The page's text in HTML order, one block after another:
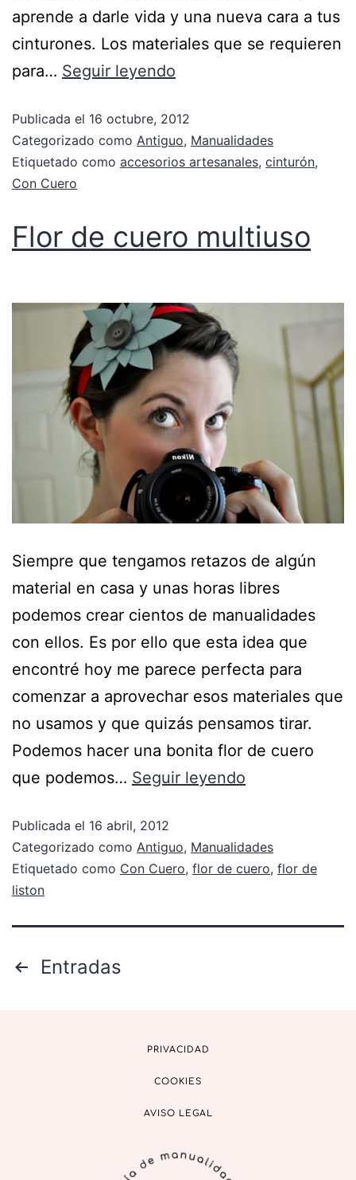
aprende a darle vida y una nueva cara a tus
cinturones. Los materiales que se requieren
para… Seguir leyendo
Publicada el 16 octubre, 2012
Categorizado como Antiguo, Manualidades
Etiquetado como accesorios artesanales, cinturón,
Con Cuero
Flor de cuero multiuso
Siempre que tengamos retazos de algún
material en casa y unas horas libres
podemos crear cientos de manualidades
con ellos. Es por ello que esta idea que
encontré hoy me parece perfecta para
comenzar a aprovechar esos materiales que
no usamos y que quizás pensamos tirar.
Podemos hacer una bonita flor de cuero
que podemos… Seguir leyendo
Publicada el 16 abril, 2012
Categorizado como Antiguo, Manualidades
Etiquetado como Con Cuero, flor de cuero, flor de
liston
Entradas
PRIVACIDAD
COOKIES
AVISO LEGAL